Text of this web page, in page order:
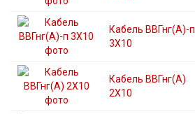
Кабель ВВГнг(А)-п
3X10
Кабель ВВГнг(А)
2X10